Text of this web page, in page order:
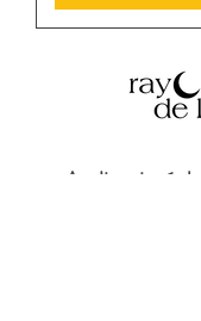
Atelier situé